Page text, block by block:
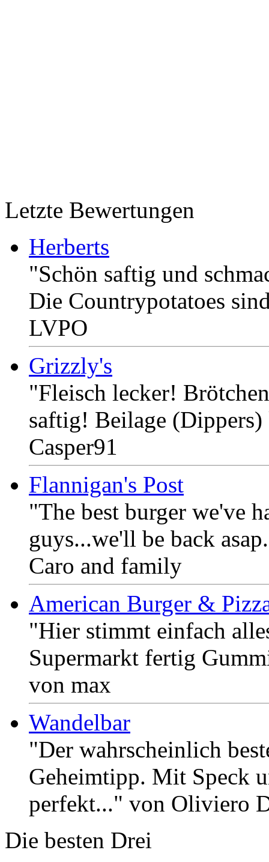
Letzte Bewertungen
Herberts
"Schön saftig und
Die Countrypotatoes
LVPO
Grizzly's
"Fleisch lecker!
saftig! Beilage
Casper91
Flannigan's Post
"The best burger we've
guys...we'll be back
Caro and family
American Burger &
"Hier stimmt einfach
Supermarkt fertig
von max
Wandelbar
"Der wahrscheinlich
Geheimtipp. Mit Speck
perfekt..." von Oliviero
Die besten Drei